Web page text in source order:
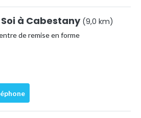
à Cabestany (9,0 km)
de remise en forme